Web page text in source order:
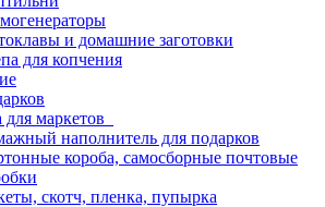
и домашние заготовки
для копчения
для маркетов
наполнитель для подарков
короба, самосборные почтовые
скотч, пленка, пупырка